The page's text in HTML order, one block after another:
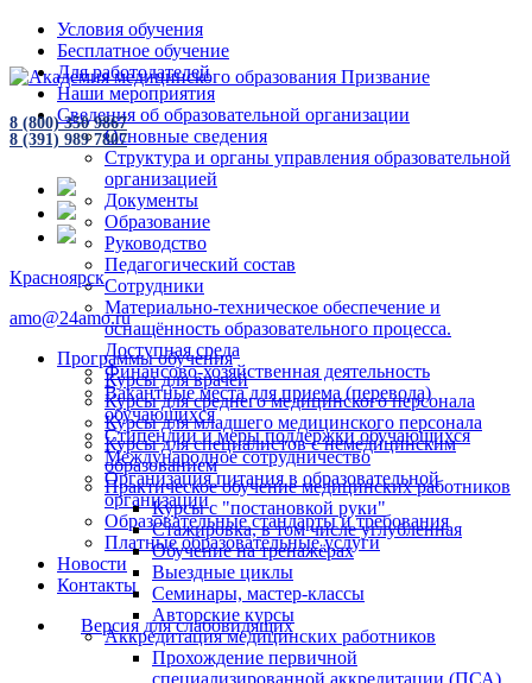
Условия обучения
Бесплатное обучение
Для работодателей
Наши мероприятия
Сведения об образовательной организации
Основные сведения
Структура и органы управления образовательной
организацией
Документы
Образование
Руководство
Педагогический состав
Сотрудники
Материально-техническое обеспечение и
оснащённость образовательного процесса.
Доступная среда
Финансово-хозяйственная деятельность
Вакантные места для приема (перевода)
обучающихся
Стипендии и меры поддержки обучающихся
Международное сотрудничество
Организация питания в образовательной
организации
Образовательные стандарты и требования
Платные образовательные услуги
Новости
Контакты
Версия для слабовидящих
8 (800) 350 9867
8 (391) 989 7807
Красноярск
amo@24amo.ru
Программы обучения
Курсы для врачей
Курсы для среднего медицинского персонала
Курсы для младшего медицинского персонала
Курсы для специалистов с немедицинским
образованием
Практическое обучение медицинских работников
Курсы с "постановкой руки"
Стажировка, в том числе углубленная
Обучение на тренажёрах
Выездные циклы
Семинары, мастер-классы
Авторские курсы
Аккредитация медицинских работников
Прохождение первичной
специализированной аккредитации (ПСА)